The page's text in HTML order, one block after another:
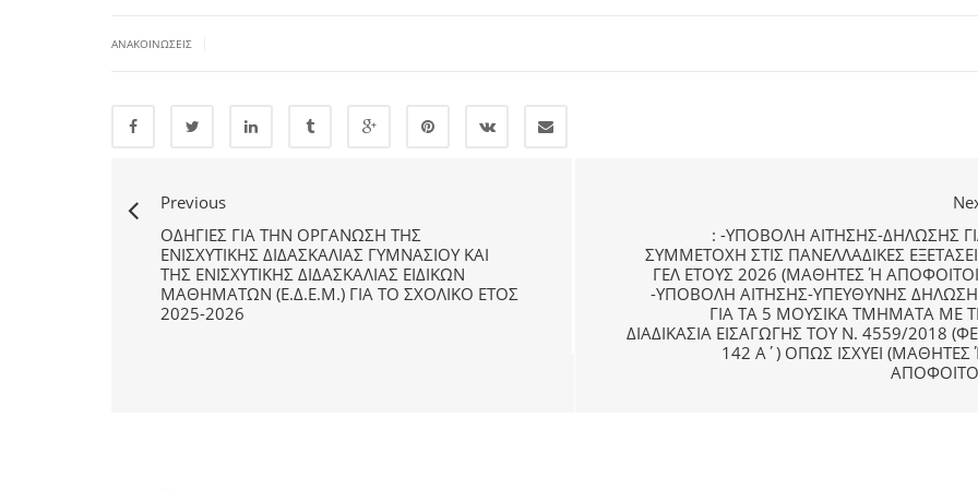
ΑΝΑΚΟΙΝΏΣΕΙΣ
Previous
ΟΔΗΓΊΕΣ ΓΙΑ ΤΗΝ ΟΡΓΆΝΩΣΗ ΤΗΣ
ΕΝΙΣΧΥΤΙΚΉΣ ΔΙΔΑΣΚΑΛΊΑΣ ΓΥΜΝΑΣΊΟΥ ΚΑΙ
ΤΗΣ ΕΝΙΣΧΥΤΙΚΉΣ ΔΙΔΑΣΚΑΛΊΑΣ ΕΙΔΙΚΏΝ
ΜΑΘΗΜΆΤΩΝ (Ε.Δ.Ε.Μ.) ΓΙΑ ΤΟ ΣΧΟΛΙΚΌ ΈΤΟΣ
2025-2026
: -ΥΠΟΒΟΛΉ ΑΊΤΗΣΗΣ-ΔΉΛΩΣΗΣ
ΣΥΜΜΕΤΟΧΗ ΣΤΙΣ ΠΑΝΕΛΛΑΔΙΚΕΣ
ΓΕΛ ΈΤΟΥΣ 2026 (ΜΑΘΗΤΈΣ Ή
-ΥΠΟΒΟΛΗ ΑΙΤΗΣΗΣ-ΥΠΕΥΘΥΝΗΣ ΔΗΛΩΣΗΣ
ΙΑ ΤΑ 5 ΜΟΥΣΙΚΑ ΤΜΗΜΑΤΑ ΜΕ ΤΗ
ΙΑΔΙΚΑΣΊΑ ΕΙΣΑΓΩΓΉΣ ΤΟΥ Ν. 4559/2018 (ΦΕΚ
42 Α΄) ΌΠΩΣ ΙΣΧΎΕΙ (ΜΑΘΗΤΈΣ Ή
ΌΦΟΙΤΟΙ)